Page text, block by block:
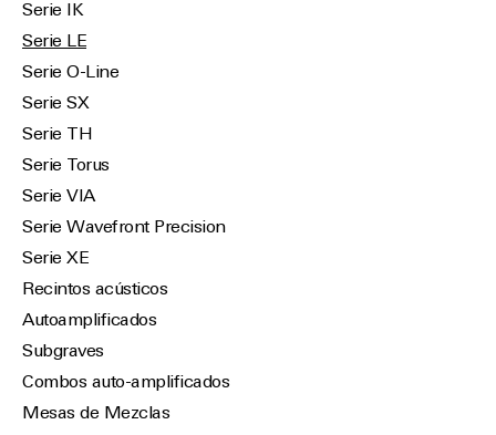
Serie IK
Serie LE
Serie O-Line
Serie SX
Serie TH
Serie Torus
Serie VIA
Serie Wavefront Precision
Serie XE
Recintos acústicos
Autoamplificados
Subgraves
Combos auto-amplificados
Mesas de Mezclas